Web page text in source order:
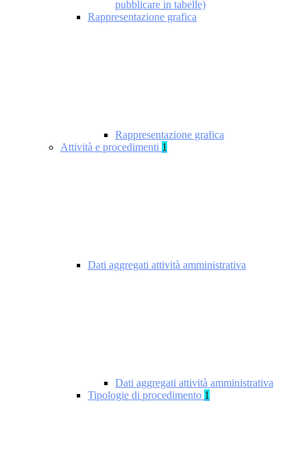
pubblicare in tabelle)
Rappresentazione grafica
Rappresentazione grafica
Attività e procedimenti 1
Dati aggregati attività amministrativa
Dati aggregati attività amministrativa
Tipologie di procedimento 1